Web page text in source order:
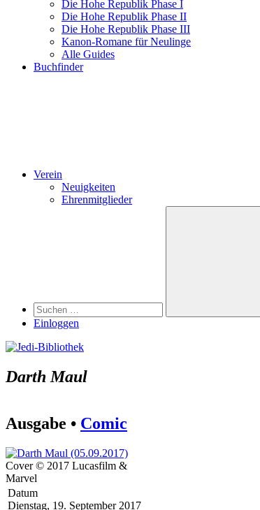
Die Hohe Republik Phase I
Die Hohe Republik Phase II
Die Hohe Republik Phase III
Kanon-Romane für Neulinge
Alle Guides
Buchfinder
Verein
Neuigkeiten
Ehrenmitglieder
Einloggen
Darth Maul
Ausgabe • Comic
Cover © 2017 Lucasfilm &
Marvel
Datum
Dienstag, 19. September 2017